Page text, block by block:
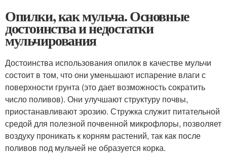
Опилки, как мульча. Основные
достоинства и недостатки
мульчирования
Достоинства использования опилок в качестве мульчи
состоит в том, что они уменьшают испарение влаги с
поверхности грунта (это дает возможность сократить
число поливов). Они улучшают структуру почвы,
приостанавливают эрозию. Стружка служит питательной
средой для полезной почвенной микрофлоры, позволяет
воздуху проникать к корням растений, так как после
поливов под мульчей не образуется корка.